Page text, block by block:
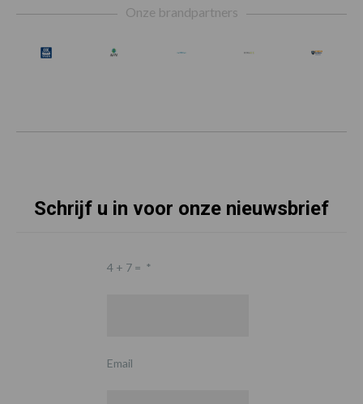
Onze brandpartners
Schrijf u in voor onze nieuwsbrief
4 + 7 = *
Email